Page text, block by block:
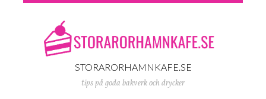
STORARORHAMNKAFE.SE
tips på goda bakverk och drycker